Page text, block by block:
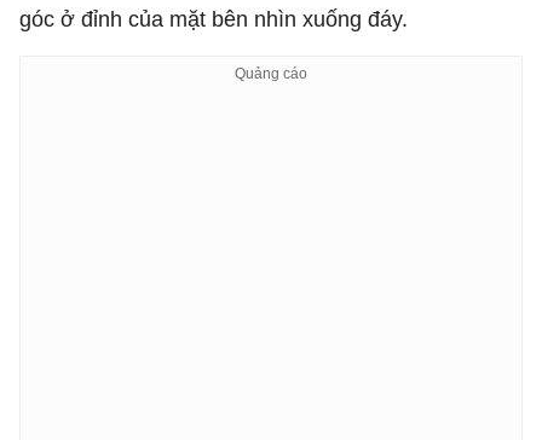
góc ở đỉnh của mặt bên nhìn xuống đáy.